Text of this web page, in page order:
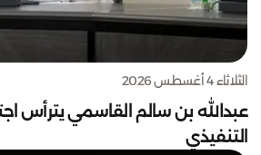
الثلاثاء 4 أغسطس 2026
عبدالله بن سالم القاسمي يترأس
التنفيذي